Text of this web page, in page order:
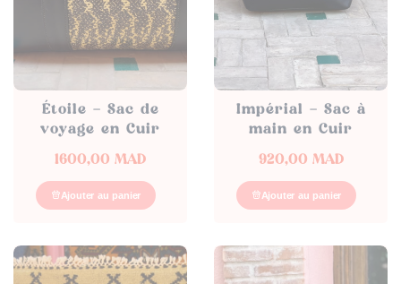
Étoile – Sac de
voyage en Cuir
1600,00 MAD
Ajouter au panier
Impérial – Sac à
main en Cuir
920,00 MAD
Ajouter au panier